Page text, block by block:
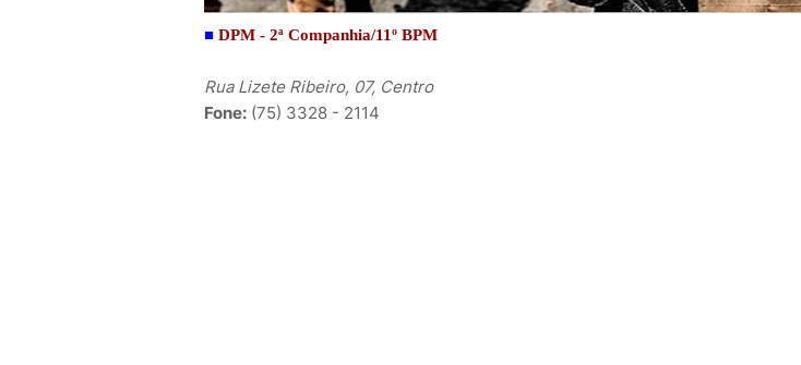
■ DPM - 2ª Companhia/11º BPM
Rua Lizete Ribeiro, 07, Centro
Fone: (75) 3328 - 2114